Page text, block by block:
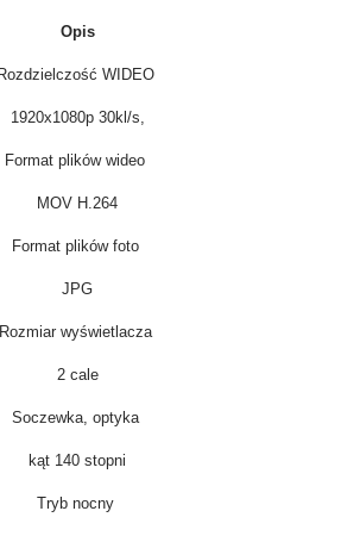
Opis
Rozdzielczość WIDEO
1920x1080p 30kl/s,
Format plików wideo
MOV H.264
Format plików foto
JPG
Rozmiar wyświetlacza
2 cale
Soczewka, optyka
kąt 140 stopni
Tryb nocny